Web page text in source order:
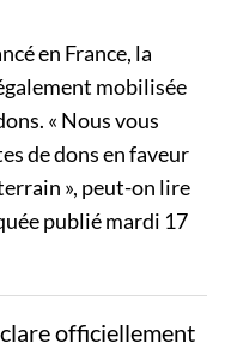
en France, la
mobilisée
« Nous vous
de dons en faveur
», peut-on lire
publié mardi 17
officiellement